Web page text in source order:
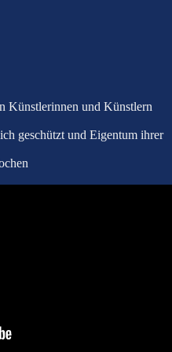
Künstlerinnen und Künstlern
geschützt und Eigentum ihrer